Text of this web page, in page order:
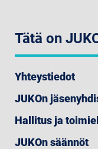
Tätä on
Yhteystiedot
JUKOn
Hallitus ja
JUKOn säännöt